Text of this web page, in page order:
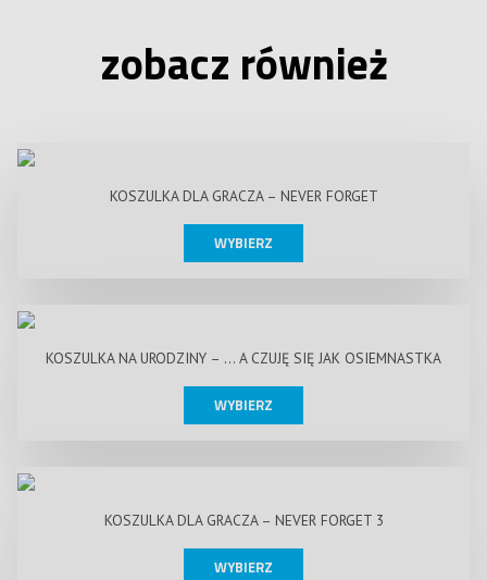
zobacz również
KOSZULKA DLA GRACZA – NEVER FORGET
WYBIERZ
KOSZULKA NA URODZINY – … A CZUJĘ SIĘ JAK OSIEMNASTKA
WYBIERZ
KOSZULKA DLA GRACZA – NEVER FORGET 3
WYBIERZ